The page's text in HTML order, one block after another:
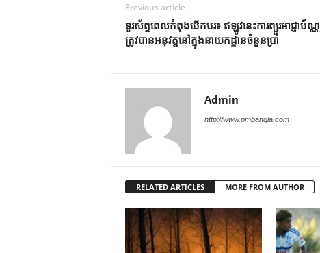
Previous article
ទូរស័ព្ទពេលកំពុងបើកបរ៖ ឥឡូវនេះការព្យួរអាជ្ញាប័ណ្ណ
ត្រូវបានអនុវត្តនៅក្នុងនាយកដ្ឋានចំនួនប្រាំ
Admin
http://www.pmbangla.com
RELATED ARTICLES MORE FROM AUTHOR